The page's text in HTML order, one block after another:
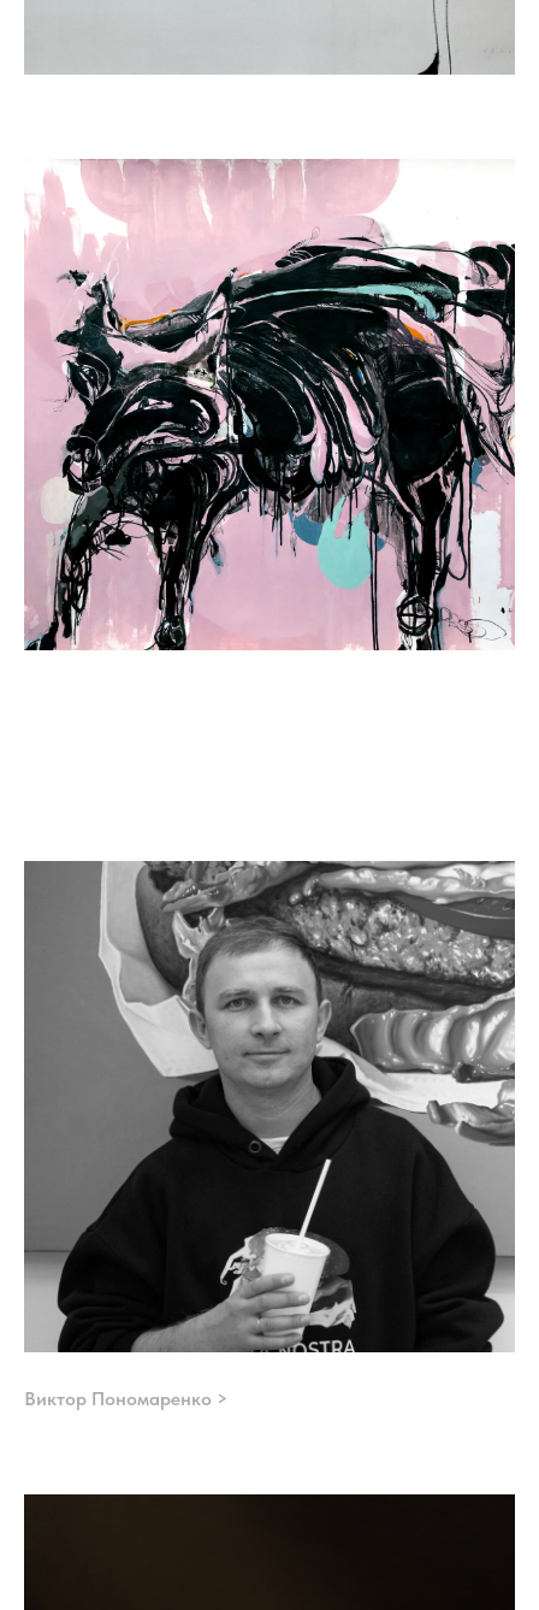
Виктор Пономаренко >